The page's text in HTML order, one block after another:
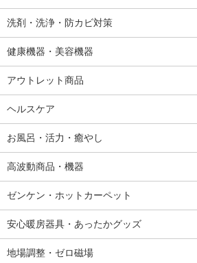
洗剤・洗浄・防カビ対策
健康機器・美容機器
アウトレット商品
ヘルスケア
お風呂・活力・癒やし
高波動商品・機器
ゼンケン・ホットカーペット
安心暖房器具・あったかグッズ
地場調整・ゼロ磁場